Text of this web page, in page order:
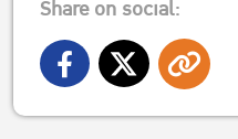
Share on social: